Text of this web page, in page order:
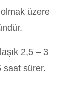
üzere
2,5 – 3
saat sürer.